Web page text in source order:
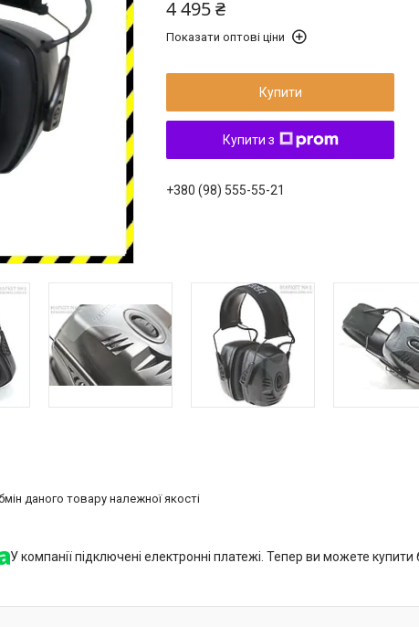
4 495 ₴
Показати оптові ціни
Купити
Купити з
+380 (98) 555-55-21
даного товару належної якості
У компанії підключені електронні платежі. Тепер ви можете